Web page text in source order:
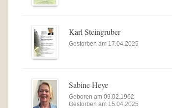
Karl Steingruber
Gestorben am 17.04.2025
Sabine Heye
Geboren am 09.02.1962
Gestorben am 15.04.2025